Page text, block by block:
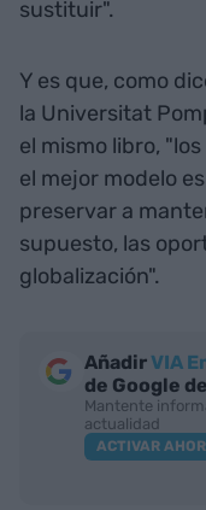
sustituir".
Y es que, como
la Universitat
el mismo libro,
el mejor modelo
preservar a
supuesto, las
globalización".
AñadirVIA
de Google
Mantente
actualidad
ACTIVAR